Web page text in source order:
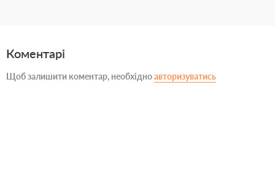
Коментарі
Щоб залишити коментар, необхідноавторизуватись